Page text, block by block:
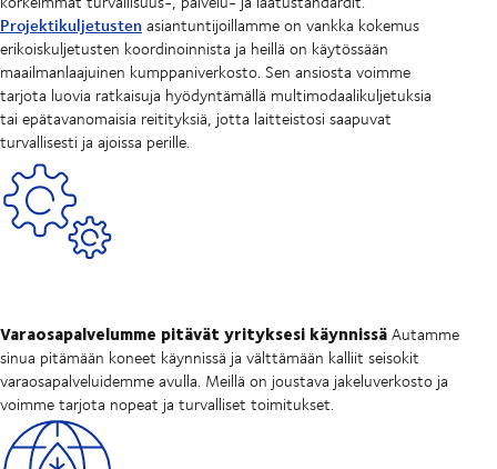
Projektikuljetustenasiantuntijoillamme on vankka kokemus
erikoiskuljetusten koordinoinnista ja heillä on käytössään
maailmanlaajuinen kumppaniverkosto. Sen ansiosta voimme
tarjota luovia ratkaisuja hyödyntämällä multimodaalikuljetuksia
tai epätavanomaisia reitityksiä, jotta laitteistosi saapuvat
turvallisesti ja ajoissa perille.
Varaosapalvelumme pitävät yrityksesi käynnissäAutamme
sinua pitämään koneet käynnissä ja välttämään kalliit seisokit
varaosapalveluidemme avulla. Meillä on joustava jakeluverkosto ja
voimme tarjota nopeat ja turvalliset toimitukset.